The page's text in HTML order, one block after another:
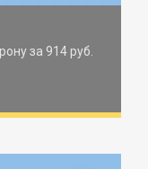
за 914 руб.